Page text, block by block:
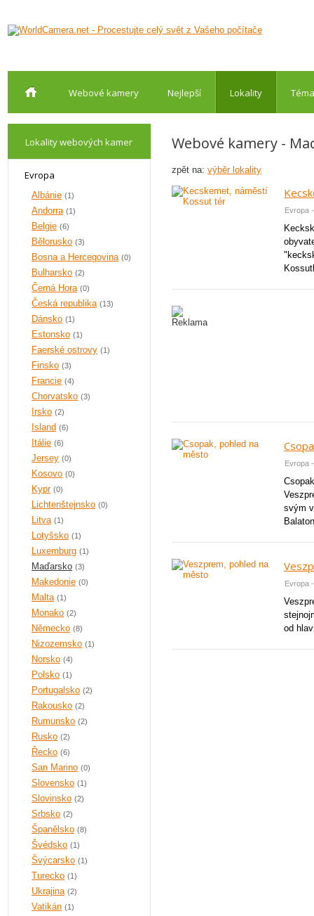
Webové kamery Nejlepší Lokality
Lokality webových kamer
Evropa
Albánie (1)
Andorra (1)
Belgie (6)
Bělorusko (3)
Bosna a Hercegovina (0)
Bulharsko (2)
Černá Hora (0)
Česká republika (13)
Dánsko (1)
Estonsko (1)
Faerské ostrovy (1)
Finsko (3)
Francie (4)
Chorvatsko (3)
Irsko (2)
Island (6)
Itálie (6)
Jersey (0)
Kosovo (0)
Kypr (0)
Lichtenštejnsko (0)
Litva (1)
Lotyšsko (1)
Luxemburg (1)
Maďarsko (3)
Makedonie (0)
Malta (1)
Monako (2)
Německo (8)
Nizozemsko (1)
Norsko (4)
Polsko (1)
Portugalsko (2)
Rakousko (2)
Rumunsko (2)
Rusko (2)
Řecko (6)
San Marino (0)
Slovensko (1)
Slovinsko (2)
Srbsko (2)
Španělsko (8)
Švédsko (1)
Švýcarsko (1)
Turecko (1)
Ukrajina (2)
Vatikán (1)
Webové kamery -
zpět na: výběr lokality
Evropa
Evropa
svým
Evropa
od